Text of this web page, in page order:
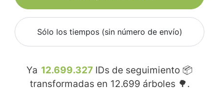
Sólo los tiempos (sin número de envío)
Ya 12.699.327 IDs de seguimiento 📦
transformadas en 12.699 árboles 🌳.